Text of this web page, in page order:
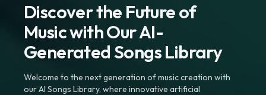
Discover the Future of
Music with Our AI-
Generated Songs Library
Welcome to the next generation of music creation with
our AI Songs Library, where innovative artificial